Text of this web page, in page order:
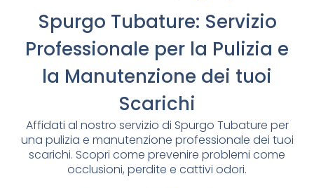
Spurgo Tubature: Servizio
Professionale per la Pulizia e
la Manutenzione dei tuoi
Scarichi
Affidati al nostro servizio di Spurgo Tubature per
una pulizia e manutenzione professionale dei tuoi
scarichi. Scopri come prevenire problemi come
occlusioni, perdite e cattivi odori.